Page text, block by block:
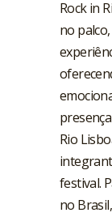
Rock in
no
Rio
festival.
no